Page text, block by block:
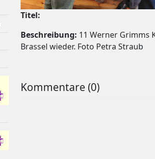
Titel:
Beschreibung: 11 Werner Grimms
Brassel wieder. Foto Petra Straub
Kommentare (0)